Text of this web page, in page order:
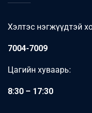
Хэлтэс нэгжүүдтэй
7004-7009
Цагийн хуваарь:
8:30 – 17:30